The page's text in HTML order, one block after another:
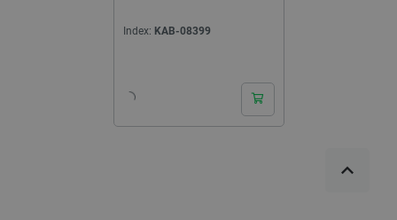
Index: KAB-08399